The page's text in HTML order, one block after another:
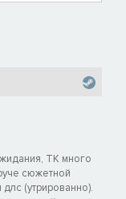
ТК много
сюжетной
длс (утрированно).